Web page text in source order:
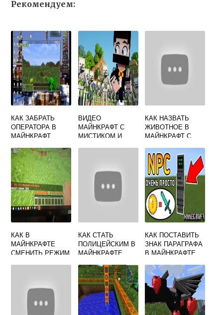
Рекомендуем:
КАК ЗАБРАТЬ
ОПЕРАТОРА В
МАЙНКРАФТ
ВИДЕО
МАЙНКРАФТ С
МИСТИКОМ И
КАК НАЗВАТЬ
ЖИВОТНОЕ В
МАЙНКРАФТ С
БИРКИ
КАК В
МАЙНКРАФТЕ
СМЕНИТЬ РЕЖИМ
КАК СТАТЬ
ПОЛИЦЕЙСКИМ В
МАЙНКРАФТЕ
КАК ПОСТАВИТЬ
ЗНАК ПАРАГРАФА
В МАЙНКРАФТЕ